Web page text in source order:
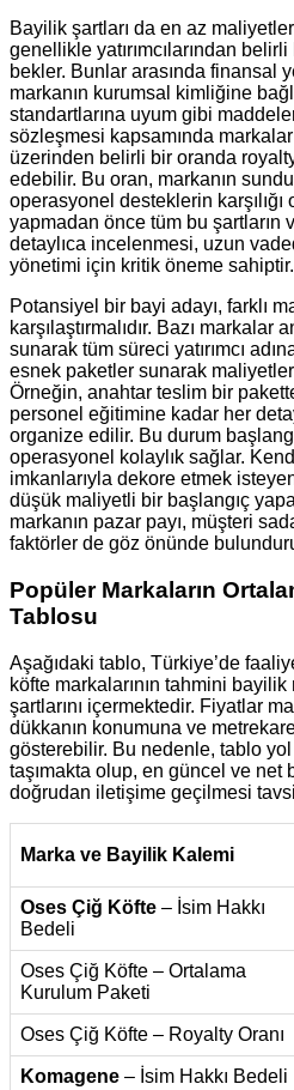
Bayilik şartları da en az
genellikle yatırımcılarından belirli
bekler. Bunlar arasında finansal
markanın kurumsal kimliğine
standartlarına uyum gibi
sözleşmesi kapsamında
üzerinden belirli bir oranda
edebilir. Bu oran, markanın
operasyonel desteklerin karşılığı
yapmadan önce tüm bu şartların
detaylıca incelenmesi, uzun
yönetimi için kritik öneme sahiptir.
Potansiyel bir bayi adayı, farklı
karşılaştırmalıdır. Bazı
sunarak tüm süreci yatırımcı
esnek paketler sunarak
Örneğin, anahtar teslim bir
personel eğitimine kadar her
organize edilir. Bu durum
operasyonel kolaylık sağlar.
imkanlarıyla dekore etmek
düşük maliyetli bir başlangıç
markanın pazar payı, müşteri
faktörler de göz önünde
Popüler Markaların
Tablosu
Aşağıdaki tablo, Türkiye’de
köfte markalarının tahmini
şartlarını içermektedir. Fiyatlar
dükkanın konumuna ve
gösterebilir. Bu nedenle, tablo
taşımakta olup, en güncel ve
doğrudan iletişime geçilmesi
Marka ve Bayilik Kalemi
Oses Çiğ Köfte – İsim Hakkı
Bedeli
Oses Çiğ Köfte – Ortalama
Kurulum Paketi
Oses Çiğ Köfte – Royalty Oranı
Komagene – İsim Hakkı Bedeli